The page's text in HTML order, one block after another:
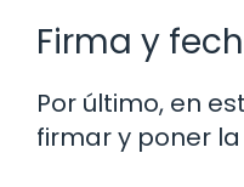
Firma y
Por último, en
firmar y poner